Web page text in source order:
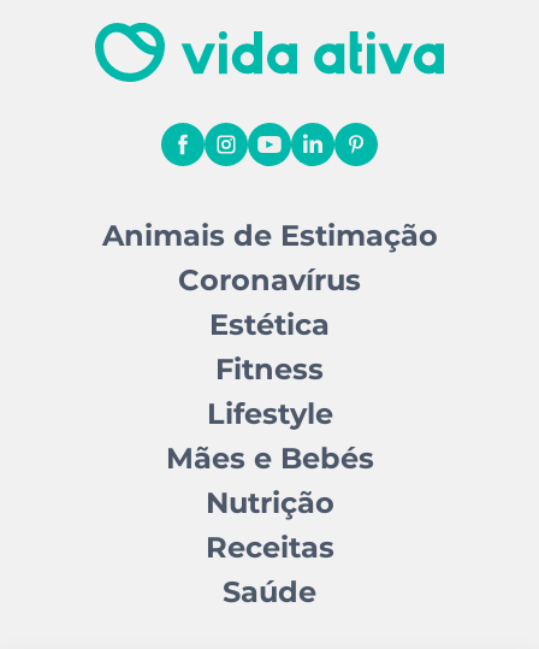
Animais de Estimação
Coronavírus
Estética
Fitness
Lifestyle
Mães e Bebés
Nutrição
Receitas
Saúde